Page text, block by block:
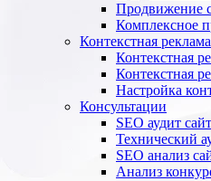
Продвижение
Комплексное
Контекстная реклама
Контекстная
Контекстная
Настройка
Консультации
SEO аудит
Технический
SEO анализ
Анализ